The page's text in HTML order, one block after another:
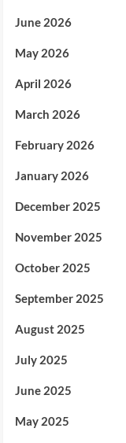
June 2026
May 2026
April 2026
March 2026
February 2026
January 2026
December 2025
November 2025
October 2025
September 2025
August 2025
July 2025
June 2025
May 2025